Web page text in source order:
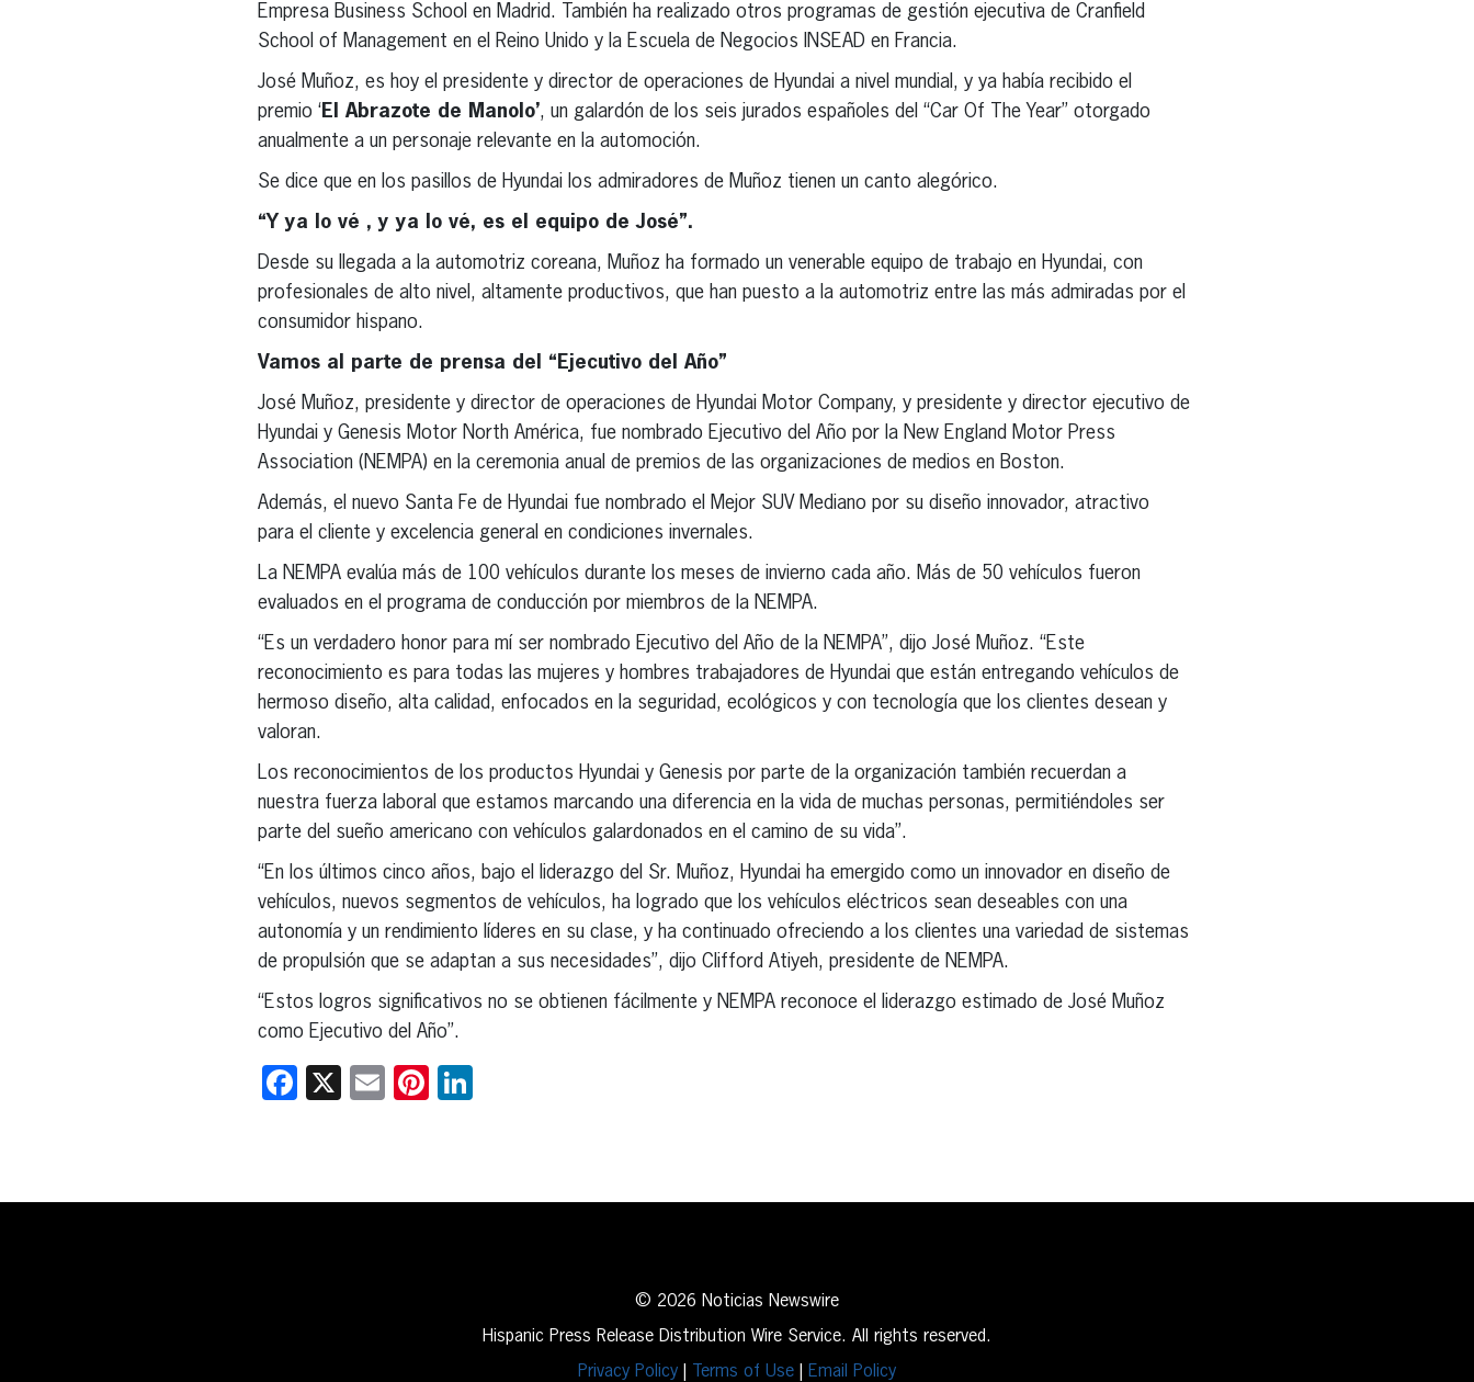
Empresa Business School en Madrid. También ha realizado otros programas de gestión ejecutiva de Cranfield
School of Management en el Reino Unido y la Escuela de Negocios INSEAD en Francia.
José Muñoz, es hoy el presidente y director de operaciones de Hyundai a nivel mundial, y ya había recibido el
premio ‘El Abrazote de Manolo’, un galardón de los seis jurados españoles del “Car Of The Year” otorgado
anualmente a un personaje relevante en la automoción.
Se dice que en los pasillos de Hyundai los admiradores de Muñoz tienen un canto alegórico.
“Y ya lo vé , y ya lo vé, es el equipo de José”.
Desde su llegada a la automotriz coreana, Muñoz ha formado un venerable equipo de trabajo en Hyundai, con
profesionales de alto nivel, altamente productivos, que han puesto a la automotriz entre las más admiradas por el
consumidor hispano.
Vamos al parte de prensa del “Ejecutivo del Año”
José Muñoz, presidente y director de operaciones de Hyundai Motor Company, y presidente y director ejecutivo de
Hyundai y Genesis Motor North América, fue nombrado Ejecutivo del Año por la New England Motor Press
Association (NEMPA) en la ceremonia anual de premios de las organizaciones de medios en Boston.
Además, el nuevo Santa Fe de Hyundai fue nombrado el Mejor SUV Mediano por su diseño innovador, atractivo
para el cliente y excelencia general en condiciones invernales.
La NEMPA evalúa más de 100 vehículos durante los meses de invierno cada año. Más de 50 vehículos fueron
evaluados en el programa de conducción por miembros de la NEMPA.
“Es un verdadero honor para mí ser nombrado Ejecutivo del Año de la NEMPA”, dijo José Muñoz. “Este
reconocimiento es para todas las mujeres y hombres trabajadores de Hyundai que están entregando vehículos de
hermoso diseño, alta calidad, enfocados en la seguridad, ecológicos y con tecnología que los clientes desean y
valoran.
Los reconocimientos de los productos Hyundai y Genesis por parte de la organización también recuerdan a
nuestra fuerza laboral que estamos marcando una diferencia en la vida de muchas personas, permitiéndoles ser
parte del sueño americano con vehículos galardonados en el camino de su vida”.
“En los últimos cinco años, bajo el liderazgo del Sr. Muñoz, Hyundai ha emergido como un innovador en diseño de
vehículos, nuevos segmentos de vehículos, ha logrado que los vehículos eléctricos sean deseables con una
autonomía y un rendimiento líderes en su clase, y ha continuado ofreciendo a los clientes una variedad de sistemas
de propulsión que se adaptan a sus necesidades”, dijo Clifford Atiyeh, presidente de NEMPA.
“Estos logros significativos no se obtienen fácilmente y NEMPA reconoce el liderazgo estimado de José Muñoz
como Ejecutivo del Año”.
Facebook
X EmailPinterest
© 2026 Noticias Newswire
Hispanic Press Release Distribution Wire Service. All rights reserved.
Privacy Policy
Terms of Use Email Policy